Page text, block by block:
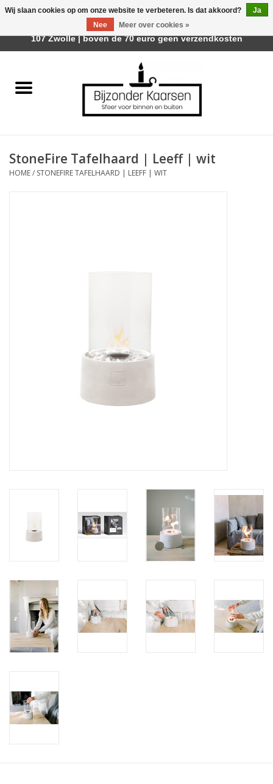
Räder Design Stories
Geurkaarsen
Relatiegeschenken & Bedankjes
StoneFire Tafelhaard | Leeff | wit
HOME/ STONEFIRE TAFELHAARD | LEEFF | WIT
Wij slaan cookies op om onze website te verbeteren. Is dat akkoord?
Ja
Nee
Meer over cookies »
Afhalen is mogelijk bij Trotz Woon & Cadeau | Belvederelaan
107 Zwolle | boven de 70 euro geen verzendkosten